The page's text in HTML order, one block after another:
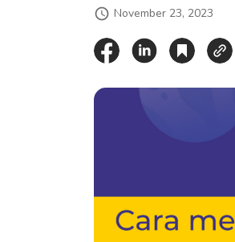
November 23, 2023